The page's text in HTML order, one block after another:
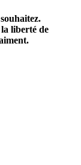
liberté de